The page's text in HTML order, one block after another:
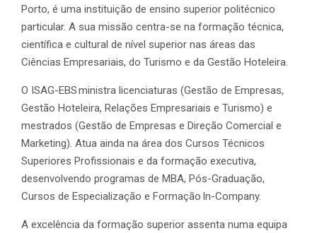
Porto, é uma instituição de ensino superior politécnico
particular. A sua missão centra-se na formação técnica,
científica e cultural de nível superior nas áreas das
Ciências Empresariais, do Turismo e da Gestão Hoteleira.
O ISAG-EBS ministra licenciaturas (Gestão de Empresas,
Gestão Hoteleira, Relações Empresariais e Turismo) e
mestrados (Gestão de Empresas e Direção Comercial e
Marketing). Atua ainda na área dos Cursos Técnicos
Superiores Profissionais e da formação executiva,
desenvolvendo programas de MBA, Pós-Graduação,
Cursos de Especialização e Formação In-Company.
A excelência da formação superior assenta numa equipa